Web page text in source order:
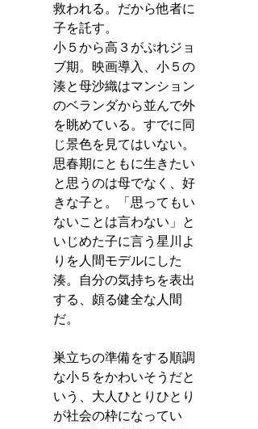
救われる。だから他者に
子を託す。
小５から高３がぷれジョ
ブ期。映画導入、小５の
湊と母沙織はマンション
のベランダから並んで外
を眺めている。すでに同
じ景色を見てはいない。
思春期にともに生きたい
と思うのは母でなく、好
きな子と。「思ってもい
ないことは言わない」と
いじめた子に言う星川よ
りを人間モデルにした
湊。自分の気持ちを表出
する、頗る健全な人間
だ。
巣立ちの準備をする順調
な小５をかわいそうだと
いう、大人ひとりひとり
が社会の枠になってい